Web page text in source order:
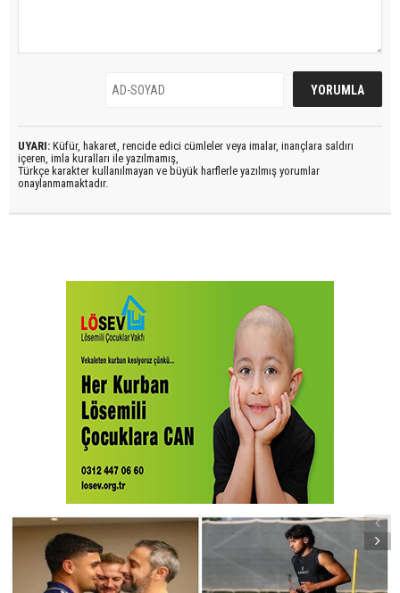
UYARI: Küfür, hakaret, rencide edici cümleler veya imalar, inançlara saldırı
içeren, imla kuralları ile yazılmamış,
Türkçe karakter kullanılmayan ve büyük harflerle yazılmış yorumlar
onaylanmamaktadır.